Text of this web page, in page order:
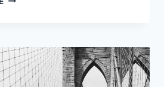
ZAŽIJETE
V
AQUAPARKU